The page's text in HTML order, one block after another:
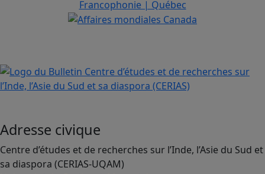
Adresse civique
Centre d’études et de recherches sur l’Inde, l’Asie du Sud et
sa diaspora (CERIAS-UQAM)